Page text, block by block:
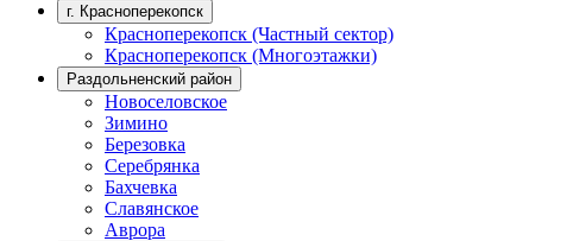
г. Красноперекопск
Красноперекопск (Частный сектор)
Красноперекопск (Многоэтажки)
Раздольненский район
Новоселовское
Зимино
Березовка
Серебрянка
Бахчевка
Славянское
Аврора